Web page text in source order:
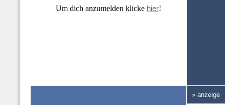
Um dich anzumelden klicke hier!
» anzeige